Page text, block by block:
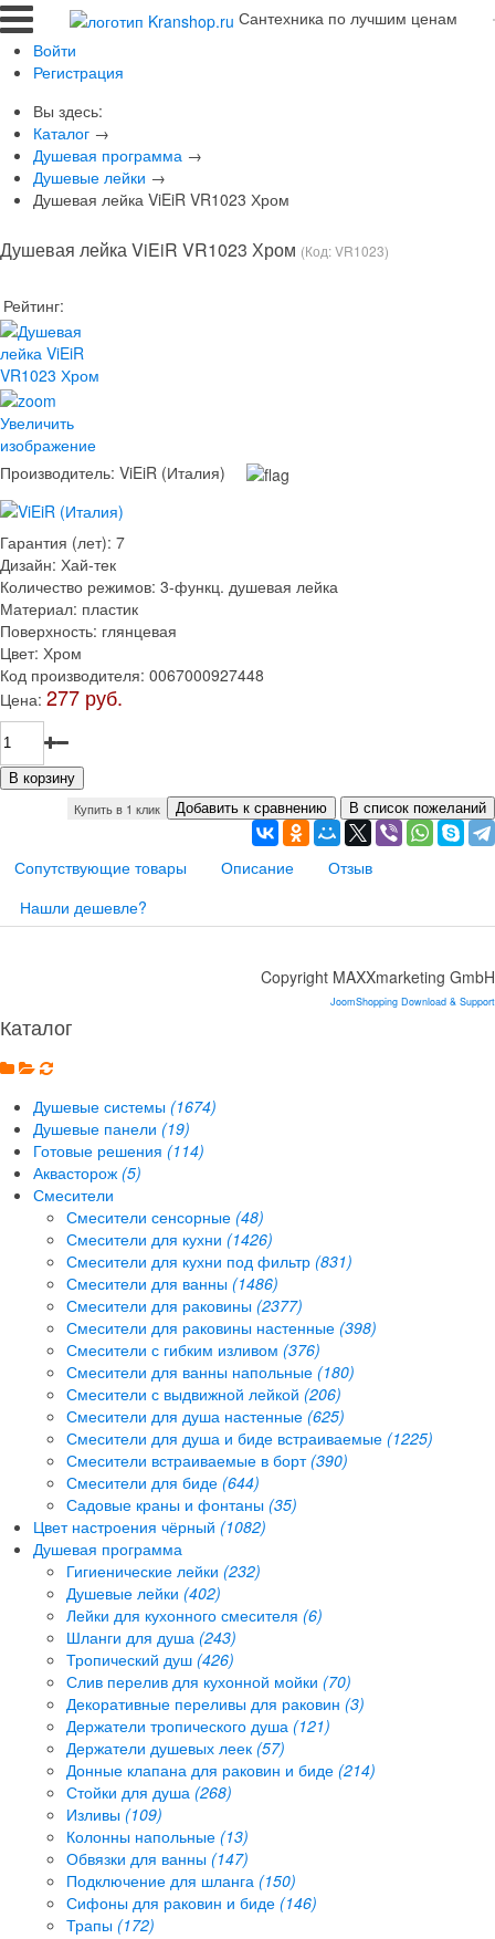
Сантехника по лучшим ценам
Войти
Регистрация
Вы здесь:
Каталог →
Душевая программа →
Душевые лейки →
Душевая лейка ViEiR VR1023 Хром
Душевая лейка ViEiR VR1023 Хром (Код:VR1023)
Рейтинг:
Увеличить
изображение
Производитель: ViEiR (Италия)
Гарантия (лет): 7
Дизайн: Хай-тек
Количество режимов: 3-функц. душевая лейка
Материал: пластик
Поверхность: глянцевая
Цвет: Хром
Код производителя: 0067000927448
Цена: 277 руб.
Купить в 1 клик
Сопутствующие товары Описание
Отзыв
Нашли дешевле?
Copyright MAXXmarketing GmbH
JoomShopping Download & Support
Каталог
Душевые системы (1674)
Душевые панели (19)
Готовые решения (114)
Аквасторож (5)
Смесители
Смесители сенсорные (48)
Смесители для кухни (1426)
Смесители для кухни под фильтр (831)
Смесители для ванны (1486)
Смесители для раковины (2377)
Смесители для раковины настенные (398)
Смесители с гибким изливом (376)
Смесители для ванны напольные (180)
Смесители с выдвижной лейкой (206)
Смесители для душа настенные (625)
Смесители для душа и биде встраиваемые (1225)
Смесители встраиваемые в борт (390)
Смесители для биде (644)
Садовые краны и фонтаны (35)
Цвет настроения чёрный (1082)
Душевая программа
Гигиенические лейки (232)
Душевые лейки (402)
Лейки для кухонного смесителя (6)
Шланги для душа (243)
Тропический душ (426)
Слив перелив для кухонной мойки (70)
Декоративные переливы для раковин (3)
Держатели тропического душа (121)
Держатели душевых леек (57)
Донные клапана для раковин и биде (214)
Стойки для душа (268)
Изливы (109)
Колонны напольные (13)
Обвязки для ванны (147)
Подключение для шланга (150)
Сифоны для раковин и биде (146)
Трапы (172)